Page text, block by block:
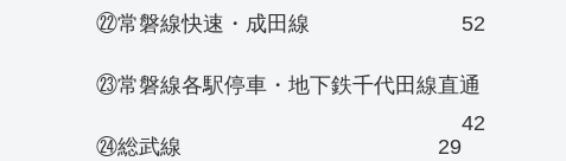
㉒常磐線快速・成田線 52
㉓常磐線各駅停車・地下鉄千代田線直通
42
㉔総武線
29